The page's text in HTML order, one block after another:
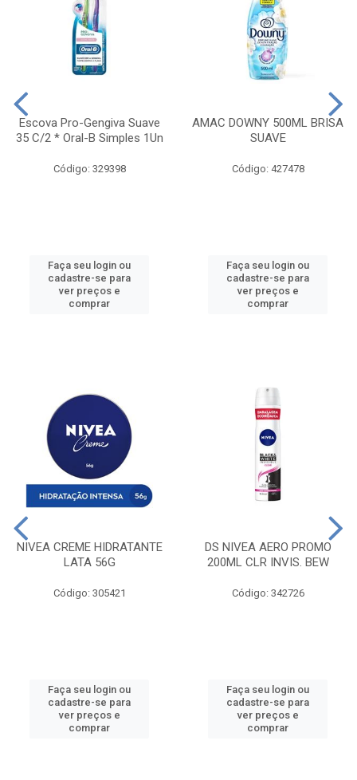
Escova Pro-Gengiva Suave
35 C/2 * Oral-B Simples 1Un
Código: 329398
Faça seu login ou
cadastre-se para
ver preços e
comprar
AMAC DOWNY 500ML BRISA
SUAVE
Código: 427478
Faça seu login ou
cadastre-se para
ver preços e
comprar
NIVEA CREME HIDRATANTE
LATA 56G
Código: 305421
Faça seu login ou
cadastre-se para
ver preços e
comprar
DS NIVEA AERO PROMO
200ML CLR INVIS. BEW
Código: 342726
Faça seu login ou
cadastre-se para
ver preços e
comprar